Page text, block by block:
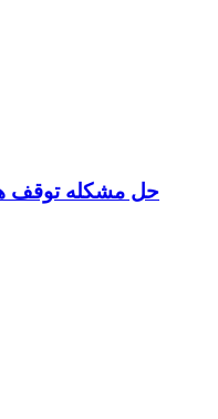
حل مشكله توقف